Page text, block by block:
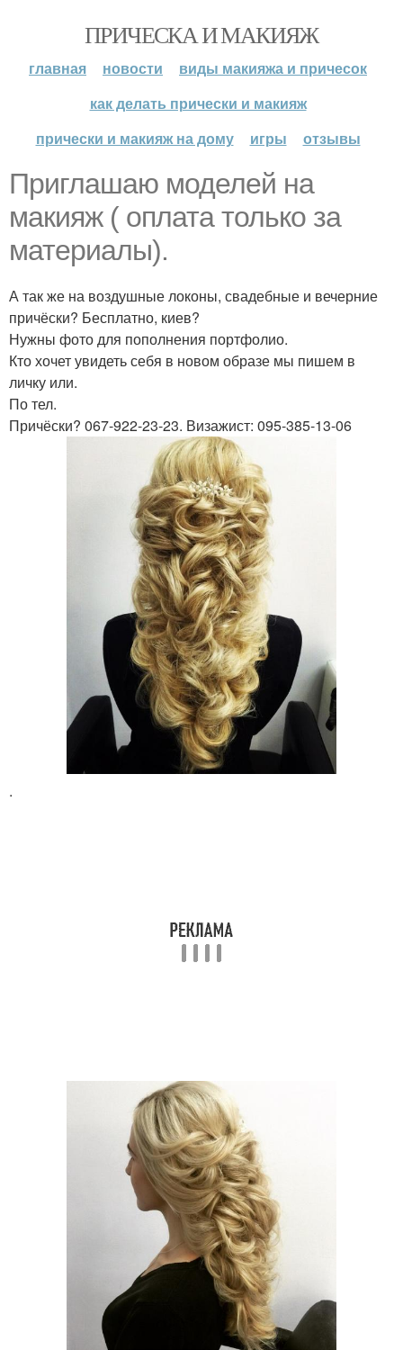
ПРИЧЕСКА И МАКИЯЖ
главная новости
виды макияжа и причесок
как делать прически и макияж
прически и макияж на дому
игры отзывы
Приглашаю моделей на
макияж ( оплата только за
материалы).
А так же на воздушные локоны, свадебные и вечерние
причёски? Бесплатно, киев?
Нужны фото для пополнения портфолио.
Кто хочет увидеть себя в новом образе мы пишем в
личку или.
По тел.
Причёски? 067-922-23-23. Визажист: 095-385-13-06
.